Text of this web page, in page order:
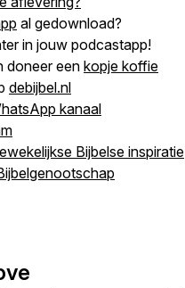
al gedownload?
in jouw podcastapp!
doneer een kopje koffie
debijbel.nl
kanaal
Bijbelse inspiratie